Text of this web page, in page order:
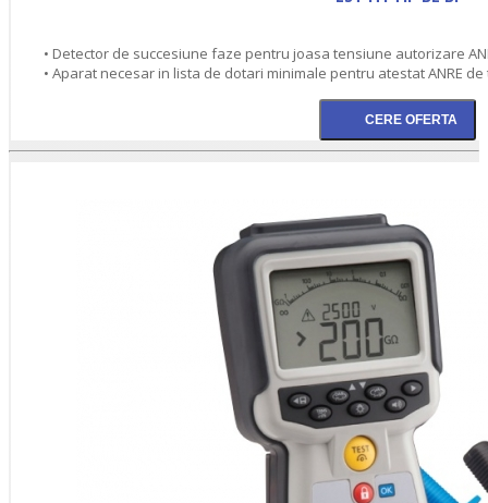
• Detector de succesiune faze pentru joasa tensiune autorizare
• Aparat necesar in lista de dotari minimale pentru atestat ANRE de